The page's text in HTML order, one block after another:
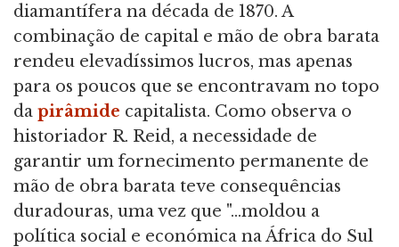
diamantífera na década de 1870. A
combinação de capital e mão de obra barata
rendeu elevadíssimos lucros, mas apenas
para os poucos que se encontravam no topo
da pirâmide capitalista. Como observa o
historiador R. Reid, a necessidade de
garantir um fornecimento permanente de
mão de obra barata teve consequências
duradouras, uma vez que "...moldou a
política social e económica na África do Sul